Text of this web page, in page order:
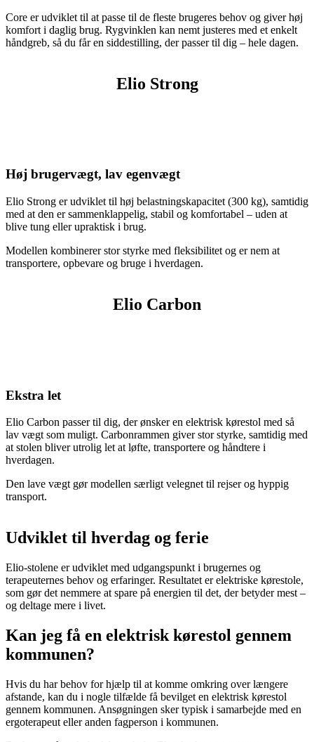
Core er udviklet til at passe til de fleste brugeres behov og giver høj
komfort i daglig brug. Rygvinklen kan nemt justeres med et enkelt
håndgreb, så du får en siddestilling, der passer til dig – hele dagen.
Elio Strong
Høj brugervægt, lav egenvægt
Elio Strong er udviklet til høj belastningskapacitet (300 kg), samtidig
med at den er sammenklappelig, stabil og komfortabel – uden at
blive tung eller upraktisk i brug.
Modellen kombinerer stor styrke med fleksibilitet og er nem at
transportere, opbevare og bruge i hverdagen.
Elio Carbon
Ekstra let
Elio Carbon passer til dig, der ønsker en elektrisk kørestol med så
lav vægt som muligt. Carbonrammen giver stor styrke, samtidig med
at stolen bliver utrolig let at løfte, transportere og håndtere i
hverdagen.
Den lave vægt gør modellen særligt velegnet til rejser og hyppig
transport.
Udviklet til hverdag og ferie
Elio-stolene er udviklet med udgangspunkt i brugernes og
terapeuternes behov og erfaringer. Resultatet er elektriske kørestole,
som gør det nemmere at spare på energien til det, der betyder mest –
og deltage mere i livet.
Kan jeg få en elektrisk kørestol gennem
kommunen?
Hvis du har behov for hjælp til at komme omkring over længere
afstande, kan du i nogle tilfælde få bevilget en elektrisk kørestol
gennem kommunen. Ansøgningen sker typisk i samarbejde med en
ergoterapeut eller anden fagperson i kommunen.